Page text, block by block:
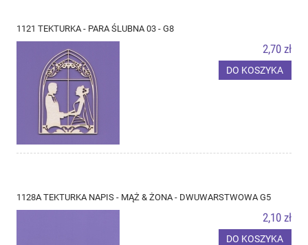
1121 TEKTURKA - PARA ŚLUBNA 03 - G8
2,70 zł
DO KOSZYKA
1128A TEKTURKA NAPIS - MĄŻ & ŻONA - DWUWARSTWOWA G5
2,10 zł
DO KOSZYKA